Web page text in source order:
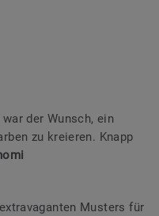
der Wunsch, ein
zu kreieren. Knapp
Musters für